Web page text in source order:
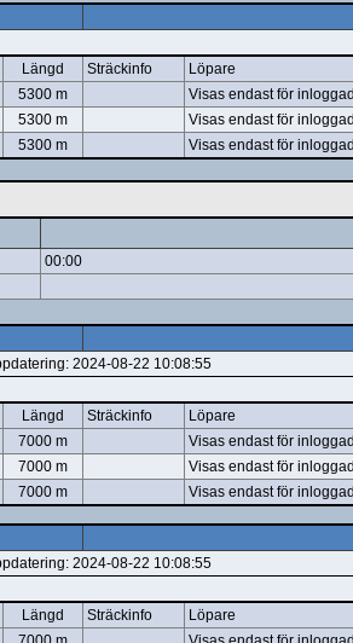
Längd Sträckinfo Löpare
5300 m
Visas endast för
5300 m
Visas endast för
5300 m Visas endast för
00:00
2024-08-22 10:08:55
Längd Sträckinfo Löpare
7000 m
Visas endast för
7000 m
Visas endast för
7000 m Visas endast för
2024-08-22 10:08:55
Längd Sträckinfo Löpare